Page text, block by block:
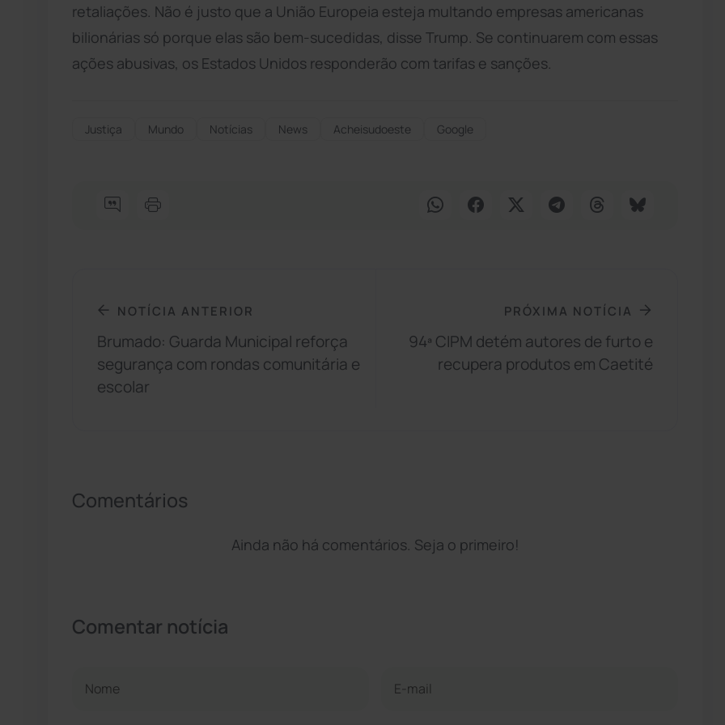
retaliações. Não é justo que a União Europeia esteja multando empresas americanas
bilionárias só porque elas são bem-sucedidas, disse Trump. Se continuarem com essas
ações abusivas, os Estados Unidos responderão com tarifas e sanções.
Justiça Mundo Notícias News Acheisudoeste Google
NOTÍCIA ANTERIOR
Brumado: Guarda Municipal reforça
segurança com rondas comunitária e
escolar
PRÓXIMA NOTÍCIA
94ª CIPM detém autores de furto e
recupera produtos em Caetité
Comentários
Ainda não há comentários. Seja o primeiro!
Comentar notícia